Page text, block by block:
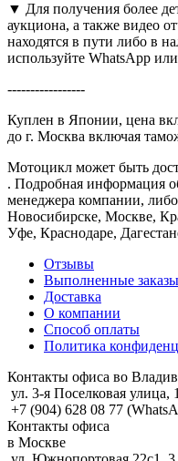
▼ Для получения более
аукциона, а также видео
находятся в пути либо в
используйте WhatsApp
-----------------
Куплен в Японии, цена
до г. Москва включая
Мотоцикл может быть
. Подробная информация
менеджера компании,
Новосибирске, Москве,
Уфе, Краснодаре,
Отзывы
Выполненные заказы
Доставка
О компании
Способ оплаты
Политика
Контакты офиса во
ул. 3-я Поселковая улица,
+7 (904) 628 08 77
Контакты офиса
в Москве